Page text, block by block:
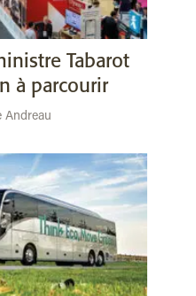
Tabarot
à parcourir
Andreau